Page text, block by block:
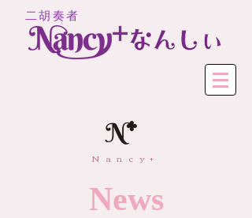
二胡奏者
Nancy+
News